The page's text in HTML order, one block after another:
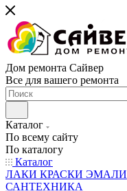
Дом ремонта Сайвер
Все для вашего ремонта
Каталог
По всему сайту
По каталогу
Каталог
ЛАКИ КРАСКИ ЭМАЛИ
САНТЕХНИКА